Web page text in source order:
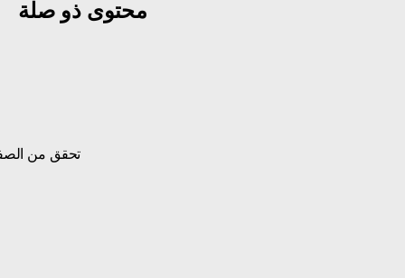
محتوى ذو صلة
تحقق من